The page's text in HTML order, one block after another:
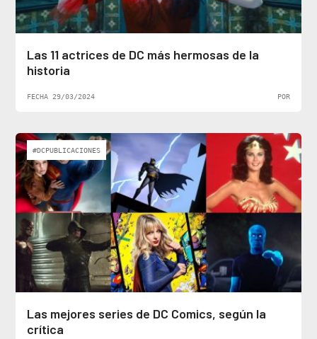
Las 11 actrices de DC más hermosas de la
historia
FECHA 29/03/2024 POR
#DCPUBLICACIONES
Las mejores series de DC Comics, según la
crítica